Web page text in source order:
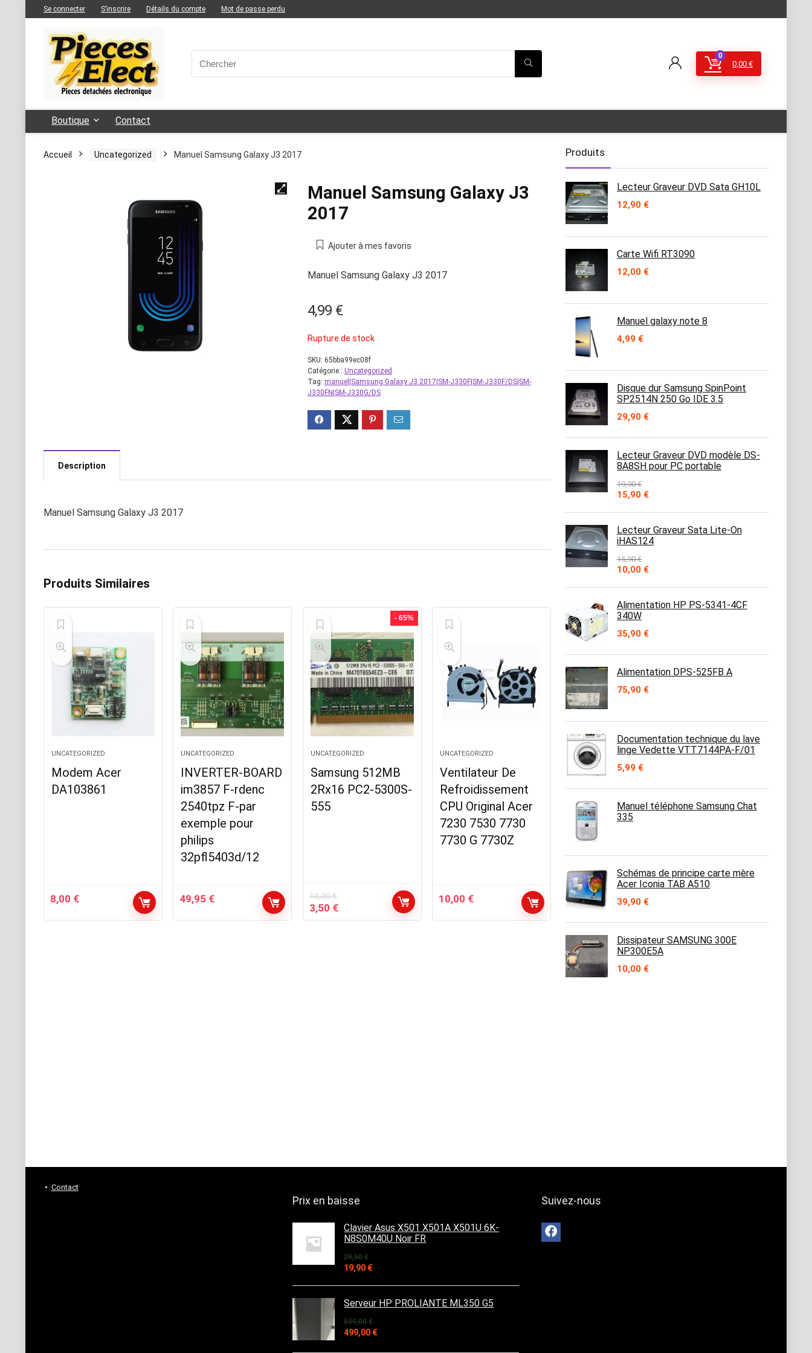
Se connecter S’inscrire Détails du compte Mot de passe perdu
0
0,00 €
Boutique Contact
Accueil Uncategorized Manuel Samsung Galaxy J3 2017
Manuel Samsung Galaxy J3
2017
Ajouter à mes favoris
Manuel Samsung Galaxy J3 2017
4,99 €
Rupture de stock
SKU: 65bba99ec08f
Catégorie : Uncategorized
Tag: manuel|Samsung Galaxy J3 2017|SM-J330F|SM-J330F/DS|SM-
J330FN|SM-J330G/DS
Description
Manuel Samsung Galaxy J3 2017
Produits Similaires
UNCATEGORIZED
Modem Acer
DA103861
8,00 €
UNCATEGORIZED
INVERTER-BOARD
im3857 F-rdenc
2540tpz F-par
exemple pour
philips
32pfl5403d/12
49,95 €
- 65%
UNCATEGORIZED
Samsung 512MB
2Rx16 PC2-5300S-
555
10,00€
Le
prix
3,50 €Le
prix
UNCATEGORIZED
Ventilateur De
Refroidissement
CPU Original Acer
7230 7530 7730
7730 G 7730Z
10,00 €
Produits
Lecteur Graveur DVD Sata GH10L
12,90 €
Carte Wifi RT3090
12,00 €
Manuel galaxy note 8
4,99 €
Disque dur Samsung SpinPoint
SP2514N 250 Go IDE 3.5
29,90 €
Lecteur Graveur DVD modèle DS-
8A8SH pour PC portable
19,90€
Le
initial
était :
19,90 €.
15,90 €Le
actuel
est :
15,90 €.
Lecteur Graveur Sata Lite-On
iHAS124
15,90€
Le
initial
était :
15,90 €.
10,00 €Le
actuel
est :
10,00 €.
Alimentation HP PS-5341-4CF
340W
35,90 €
Alimentation DPS-525FB A
75,90 €
Documentation technique du lave
linge Vedette VTT7144PA-F/01
5,99 €
Manuel téléphone Samsung Chat
335
Schémas de principe carte mère
Acer Iconia TAB A510
39,90 €
Dissipateur SAMSUNG 300E
NP300E5A
10,00 €
Contact
Prix en baisse
Clavier Asus X501 X501A X501U 6K-
N8S0M40U Noir FR
29,90€
Le
initial
était :
29,90 €.
19,90 €Le
actuel
est :
19,90 €.
Serveur HP PROLIANTE ML350 G5
599,00€
Le
499,00 €Le
Suivez-nous